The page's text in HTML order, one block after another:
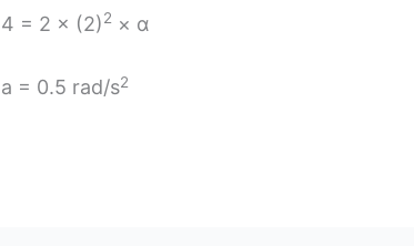
4 = 2 × (2)2 × α
a = 0.5 rad/s2